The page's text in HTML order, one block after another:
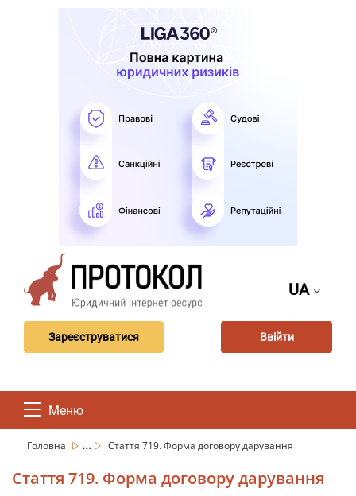
UA
Зареєструватися Ввійти
Меню
Головна ... Стаття 719. Форма договору дарування
Стаття 719. Форма договору дарування